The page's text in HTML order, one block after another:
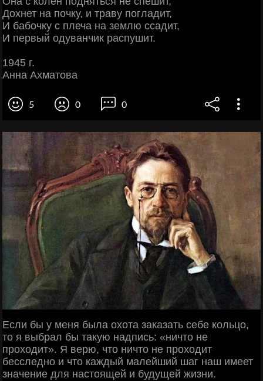
Дохнет на почку, и траву погладит,
И бабочку с плеча на землю ссадит,
И первый одуванчик распушит.
1945 г.
Анна Ахматова
5 0 0
Если бы у меня была охота заказать себе кольцо,
то я выбрал бы такую надпись: «ничто не
проходит». Я верю, что ничто не проходит
бесследно и что каждый малейший шаг наш имеет
значение для настоящей и будущей жизни.